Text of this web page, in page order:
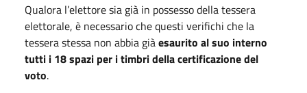
Qualora l’elettore sia già in possesso della tessera
elettorale, è necessario che questi verifichi che la
tessera stessa non abbia giàesaurito al suo interno
tutti i 18 spazi per i timbri della certificazione del
voto.